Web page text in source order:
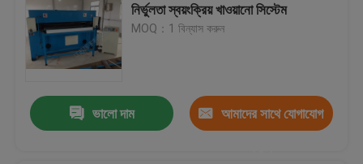
হাইড্রোলিক সুইং আর্ম কাটন মেশিন
নির্ভুলতা স্বয়ংক্রিয় খাওয়ানো সিস্টেম
MOQ：1 বিন্যাস করুন
ভালো দাম আমাদের সাথে যোগাযোগ